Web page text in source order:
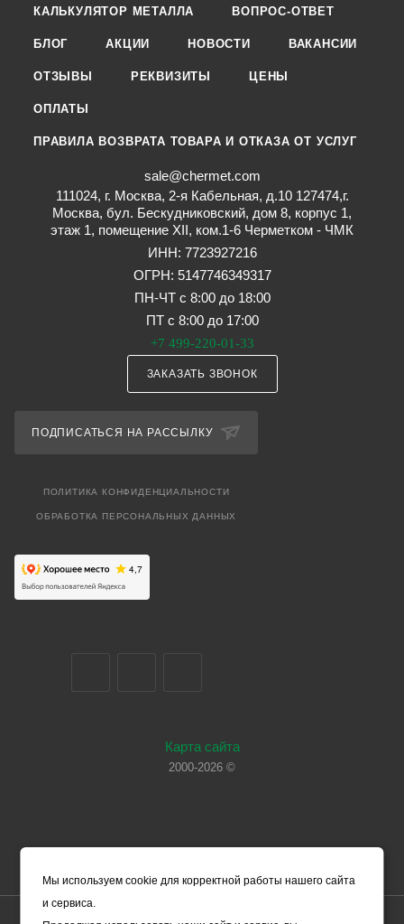
КАЛЬКУЛЯТОР МЕТАЛЛА ВОПРОС-ОТВЕТ
БЛОГ АКЦИИ НОВОСТИ ВАКАНСИИ
ОТЗЫВЫ РЕКВИЗИТЫ ЦЕНЫ
ОПЛАТЫ
ПРАВИЛА ВОЗВРАТА ТОВАРА И ОТКАЗА ОТ УСЛУГ
sale@chermet.com
111024, г. Москва, 2-я Кабельная, д.10 127474,г.
Москва, бул. Бескудниковский, дом 8, корпус 1,
этаж 1, помещение XII, ком.1-6 Черметком - ЧМК
ИНН: 7723927216
ОГРН: 5147746349317
ПН-ЧТ с 8:00 до 18:00
ПТ с 8:00 до 17:00
+7 499-220-01-33
ЗАКАЗАТЬ ЗВОНОК
ПОДПИСАТЬСЯ НА РАССЫЛКУ
ПОЛИТИКА КОНФИДЕНЦИАЛЬНОСТИ
ОБРАБОТКА ПЕРСОНАЛЬНЫХ ДАННЫХ
Карта сайта
2000-2026 ©
Мы используем cookie для корректной работы нашего сайта
и сервиса.